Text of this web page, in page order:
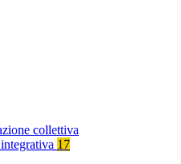
collettiva
17